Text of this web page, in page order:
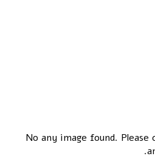
No any image found.